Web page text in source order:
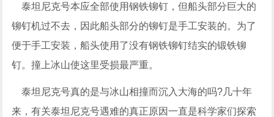
泰坦尼克号本应全部使用钢铁铆钉，但船头部分巨大的
铆钉机过不去，因此船头部分的铆钉是手工安装的。为了
便于手工安装，船头使用了没有钢铁铆钉结实的锻铁铆
钉。撞上冰山使这里受损最严重。
泰坦尼克号真的是与冰山相撞而沉入大海的吗?几十年
来，有关泰坦尼克号遇难的真正原因一直是科学家们探索